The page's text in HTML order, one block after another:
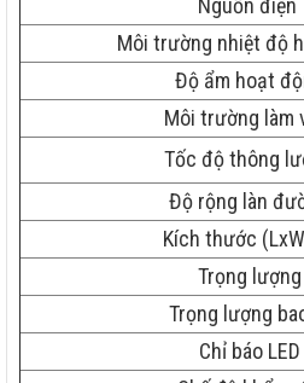
Nguồn điện
Môi trường nhiệt độ
Độ ẩm hoạt
Môi trường làm
Tốc độ thông
Độ rộng làn
Kích thước
Trọng lượng
Trọng lượng
Chỉ báo LED